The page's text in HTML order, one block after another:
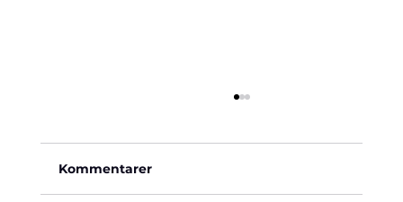
Kommentarer